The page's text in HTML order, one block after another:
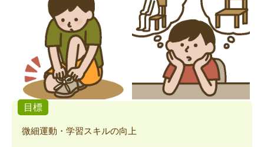
目標
微細運動・学習スキルの向上